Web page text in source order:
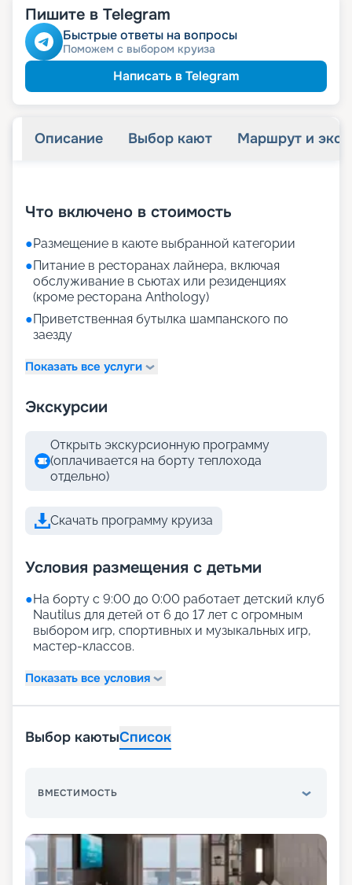
Пишите в Telegram
Быстрые ответы на вопросы
Поможем с выбором круиза
Написать в Telegram
Описание Выбор кают Маршрут и
Что включено в стоимость
●Размещение в каюте выбранной категории
●Питание в ресторанах лайнера, включая
обслуживание в сьютах или резиденциях
(кроме ресторана Anthology)
●Приветственная бутылка шампанского по
заезду
Показать все услуги
Экскурсии
Открыть экскурсионную программу
(оплачивается на борту теплохода
отдельно)
Скачать программу круиза
Условия размещения с детьми
●На борту с 9:00 до 0:00 работает детский клуб
Nautilus для детей от 6 до 17 лет с огромным
выбором игр, спортивных и музыкальных игр,
мастер-классов.
Показать все условия
Выбор каютыСписок
ВМЕСТИМОСТЬ